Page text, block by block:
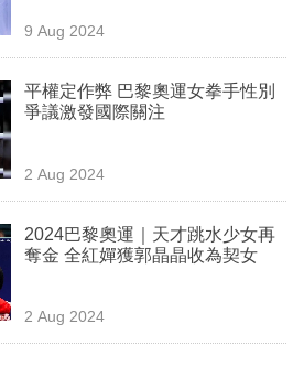
9 Aug 2024
平權定作弊 巴黎奧運女拳手性別
爭議激發國際關注
2 Aug 2024
2024巴黎奧運｜天才跳水少女再
奪金 全紅嬋獲郭晶晶收為契女
2 Aug 2024